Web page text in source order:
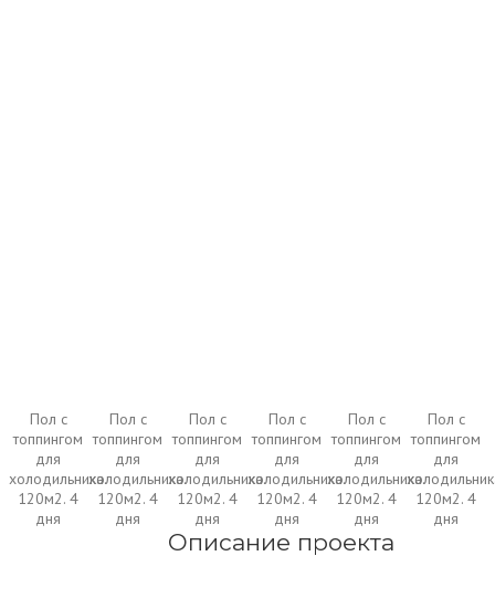
Пол с
топпингом
для
холодильника.
120м2. 4
дня
Пол с
топпингом
для
холодильника.
120м2. 4
дня
Пол с
топпингом
для
холодильника.
120м2. 4
дня
Пол с
топпингом
для
холодильника.
120м2. 4
дня
Пол с
топпингом
для
холодильника.
120м2. 4
дня
Пол с
топпингом
для
120м2. 4
дня
Описание проекта